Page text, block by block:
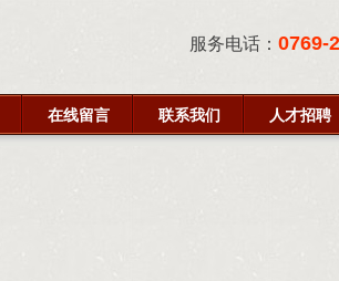
服务电话： 0769-
在线留言 联系我们 人才招聘